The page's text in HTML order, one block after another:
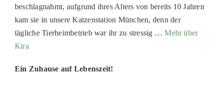
TIERHEIME
PATENSCHAFTEN
HELFER WERDEN
RATGEBER
beschlagnahmt, aufgrund ihres Alters von bereits 10 Jahren
kam sie in unsere Katzenstation München, denn der
tägliche Tierheimbetrieb war ihr zu stressig …Mehr über
Kira
Ein Zuhause auf Lebenszeit!